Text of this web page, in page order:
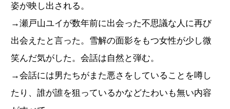
姿が映し出される。
→瀬戸山ユイが数年前に出会った不思議な人に再び
出会えたと言った。雪解の面影をもつ女性が少し微
笑んだ気がした。会話は自然と弾む。
→会話には男たちがまた悪さをしていることを噂し
たり、誰が誰を狙っているかなどたわいも無い内容